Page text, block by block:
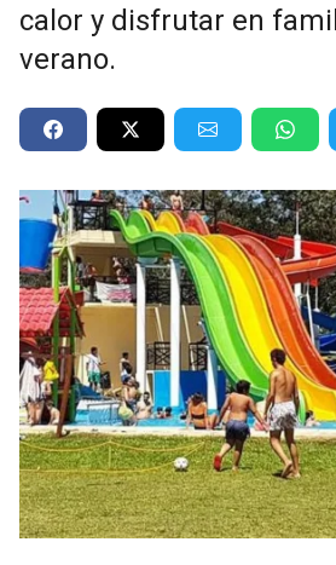
calor y disfrutar en
verano.